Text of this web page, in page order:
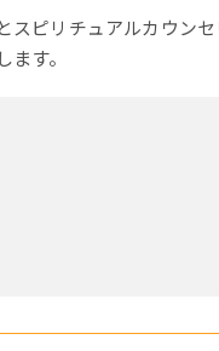
ピリチュアルカウン
す。